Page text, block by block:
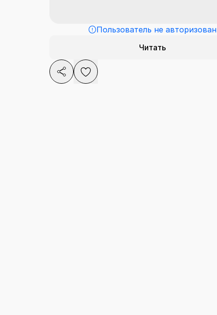
Пользователь не авторизован
Читать